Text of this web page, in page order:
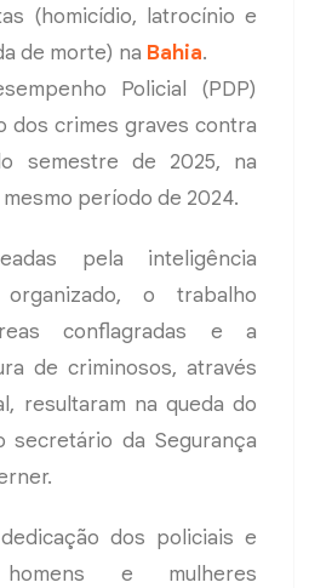
(homicídio, latrocínio e
de morte) na Bahia.
Policial (PDP)
dos crimes graves contra
semestre de 2025, na
período de 2024.
pela inteligência
o trabalho
conflagradas e a
de criminosos, através
resultaram na queda do
secretário da Segurança
dos policiais e
e mulheres